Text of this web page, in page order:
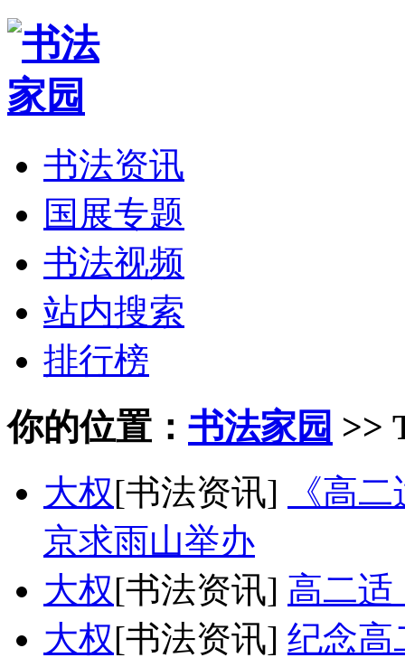
书法资讯
国展专题
书法视频
站内搜索
排行榜
你的位置： 书法家园 >>
大权[书法资讯]
《高
京求雨山举办
大权[书法资讯] 高二适
大权[书法资讯] 纪念高